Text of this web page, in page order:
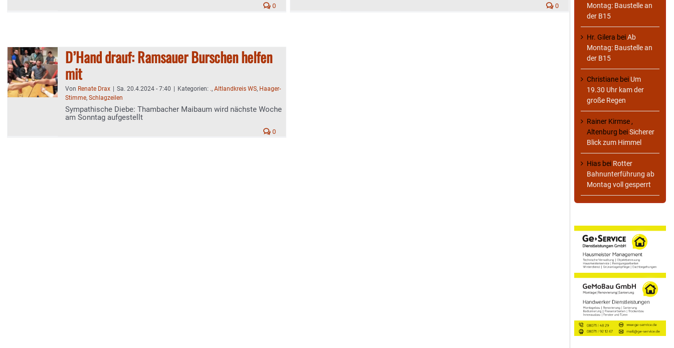
0 0
D’Hand drauf: Ramsauer Burschen helfen
mit
Von Renate Drax Sa. 20.4.2024 - 7:40 Kategorien: ., Altlandkreis WS, Haager-
Stimme, Schlagzeilen
Sympathische Diebe: Thambacher Maibaum wird nächste Woche
am Sonntag aufgestellt
0
Montag: Baustelle an
der B15
Hr. Gilera beiAb
Montag: Baustelle an
der B15
Christiane bei Um
19.30 Uhr kam der
große Regen
Rainer Kirmse ,
Altenburg beiSicherer
Blick zum Himmel
Hias bei Rotter
Bahnunterführung ab
Montag voll gesperrt